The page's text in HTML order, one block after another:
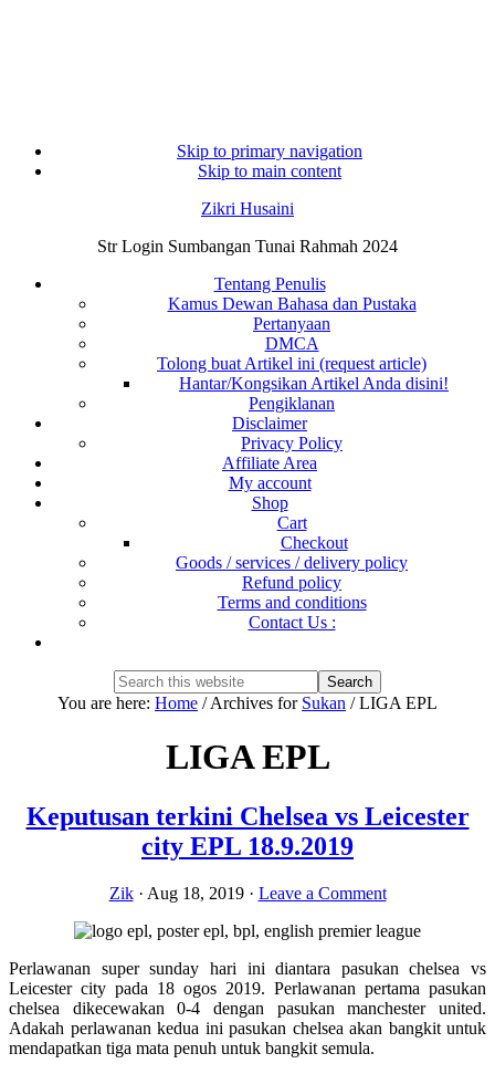
Skip to primary navigation
Skip to main content
Zikri Husaini
Str Login Sumbangan Tunai Rahmah 2024
Tentang Penulis
Kamus Dewan Bahasa dan Pustaka
Pertanyaan
DMCA
Tolong buat Artikel ini (request article)
Hantar/Kongsikan Artikel Anda disini!
Pengiklanan
Disclaimer
Privacy Policy
Affiliate Area
My account
Shop
Cart
Checkout
Goods / services / delivery policy
Refund policy
Terms and conditions
Contact Us :
Search
this
Hide
You are here: Home /Archives for Sukan /LIGA EPL
LIGA EPL
Keputusan terkini Chelsea vs Leicester
city EPL 18.9.2019
Zik· Aug 18, 2019· Leave a Comment
Perlawanan super sunday hari ini diantara pasukan chelsea vs
Leicester city pada 18 ogos 2019. Perlawanan pertama pasukan
chelsea dikecewakan 0-4 dengan pasukan manchester united.
Adakah perlawanan kedua ini pasukan chelsea akan bangkit untuk
mendapatkan tiga mata penuh untuk bangkit semula.